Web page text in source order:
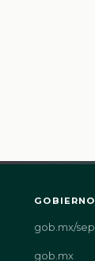
GOBIERNO
gob.mx/sep
gob.mx